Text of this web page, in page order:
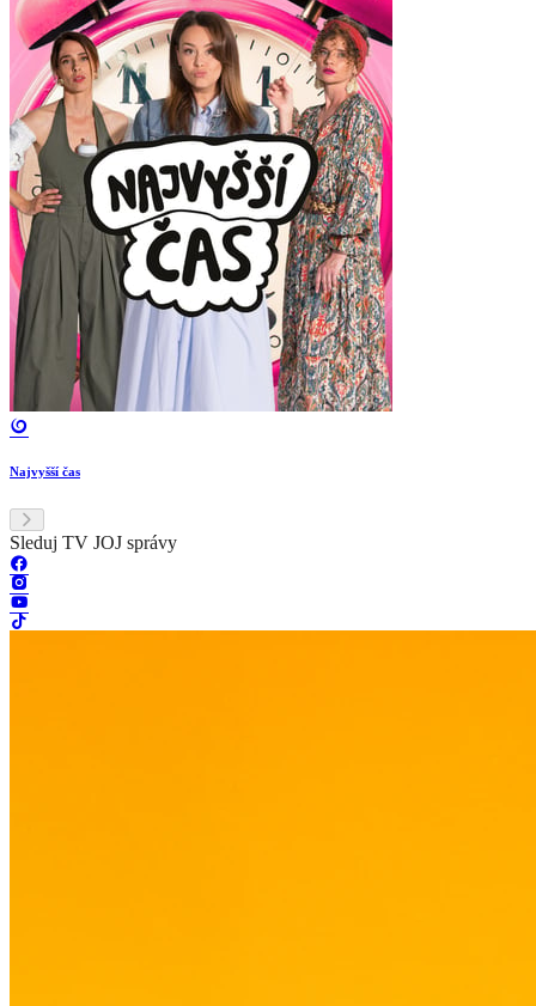
Najvyšší čas
Sleduj TV JOJ správy